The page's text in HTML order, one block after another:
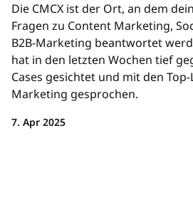
Die CMCX ist der Ort, an dem
Fragen zu Content Marketing,
B2B-Marketing beantwortet
hat in den letzten Wochen tief
Cases gesichtet und mit den
Marketing gesprochen.
7. Apr 2025